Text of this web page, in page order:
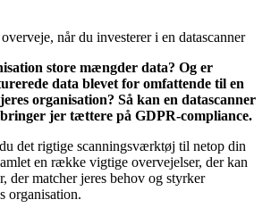
store mængder data? Og er
data blevet for omfattende til en
organisation? Så kan en datascanner
jer tættere på GDPR-compliance.
det rigtige scanningsværktøj til netop din
en række vigtige overvejelser, der kan
der matcher jeres behov og styrker
organisation.